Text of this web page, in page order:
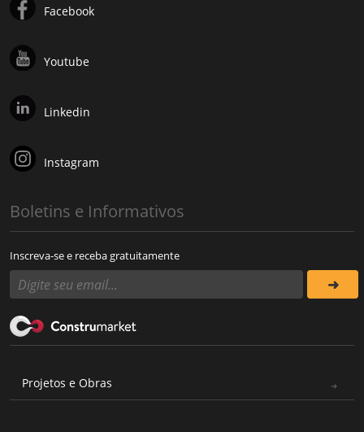
Facebook
Youtube
Linkedin
Instagram
Boletins e Informativos
Inscreva-se e receba gratuitamente
Projetos e Obras